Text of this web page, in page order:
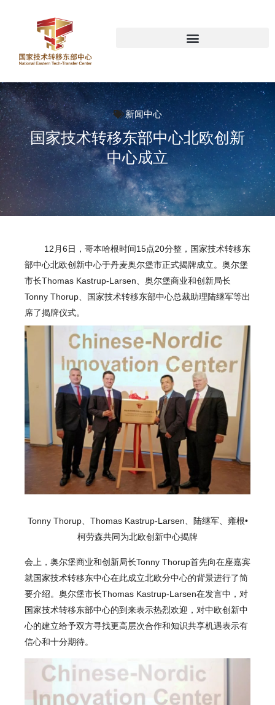
新闻中心
国家技术转移东部中心北欧创新
中心成立
12月6日，哥本哈根时间15点20分整，国家技术转移东
部中心北欧创新中心于丹麦奥尔堡市正式揭牌成立。奥尔堡
市长Thomas Kastrup-Larsen、奥尔堡商业和创新局长
Tonny Thorup、国家技术转移东部中心总裁助理陆继军等出
席了揭牌仪式。
Tonny Thorup、Thomas Kastrup-Larsen、陆继军、雍根•
柯劳森共同为北欧创新中心揭牌
会上，奥尔堡商业和创新局长Tonny Thorup首先向在座嘉宾
就国家技术转移东中心在此成立北欧分中心的背景进行了简
要介绍。奥尔堡市长Thomas Kastrup-Larsen在发言中，对
国家技术转移东部中心的到来表示热烈欢迎，对中欧创新中
心的建立给予双方寻找更高层次合作和知识共享机遇表示有
信心和十分期待。